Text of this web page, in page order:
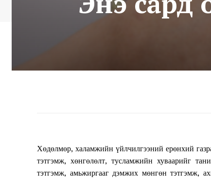
Хөдөлмөр, халамжийн үйлчилгээний ерөнхий
тэтгэмж, хөнгөлөлт, тусламжийн хуваарийг
тэтгэмж, амьжиргааг дэмжих мөнгөн тэтгэмж,